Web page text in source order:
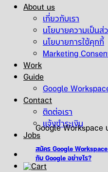
About us
เกี่ยวกับเรา
นโยบายความเป็นส่
นโยบายการใช้คุกกี้
Marketing
Work
Guide
Google
Contact
ติดต่อเรา
แจ้งชำระเงิน
Jobs
Google Workspace
สมัคร Google
กับ Google อย่างไร?